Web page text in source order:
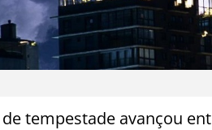
tempestade avançou